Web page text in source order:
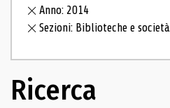
Anno: 2014
Sezioni: Biblioteche e società
Ricerca